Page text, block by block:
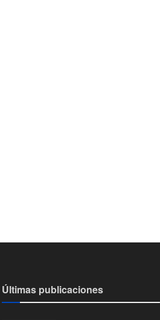
Últimas publicaciones